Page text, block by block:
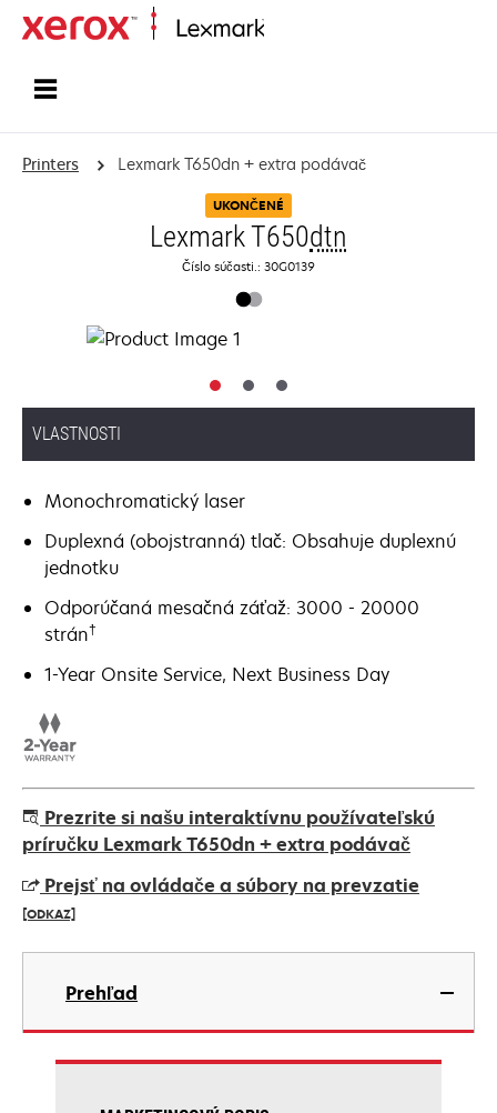
Printers Lexmark T650dn + extra podávač
UKONČENÉ
Lexmark T650dtn
Číslo súčasti.: 30G0139
VLASTNOSTI
Monochromatický laser
Duplexná (obojstranná) tlač: Obsahuje duplexnú
jednotku
Odporúčaná mesačná záťaž: 3000 - 20000
strán†
1-Year Onsite Service, Next Business Day
Prezrite si našu interaktívnu používateľskú
príručku Lexmark T650dn + extra podávač
Prejsť na ovládače a súbory na prevzatie
[ODKAZ]
opens
new
Prehľad